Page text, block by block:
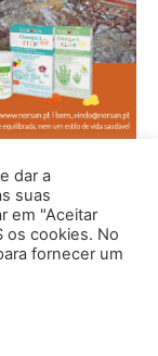
By
dar a
suas
em "Aceitar
os cookies. No
fornecer um